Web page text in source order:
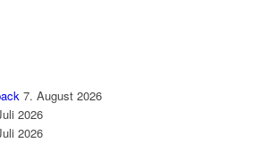
7. August 2026
2026
2026